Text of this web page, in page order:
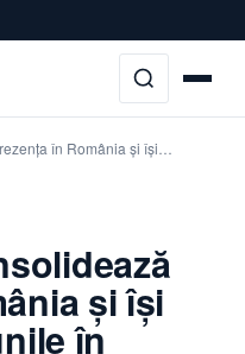
în România și își…
și își
în